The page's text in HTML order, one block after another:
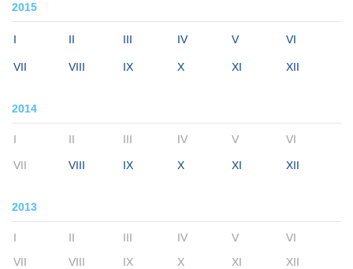
2015
I II III IV V VI
VII VIII IX X XI XII
2014
I II III IV V VI
VII VIII IX X XI XII
2013
I II III IV V
VI
VII
VIII IX X XI XII